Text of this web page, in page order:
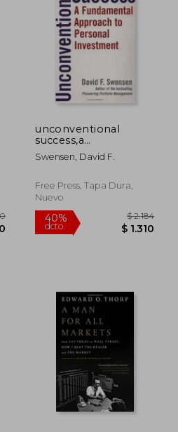
unconventional
success,a
fundamental
approach to personal
Inglés)
Swensen, David F.
Free Press, Tapa Dura,
Nuevo